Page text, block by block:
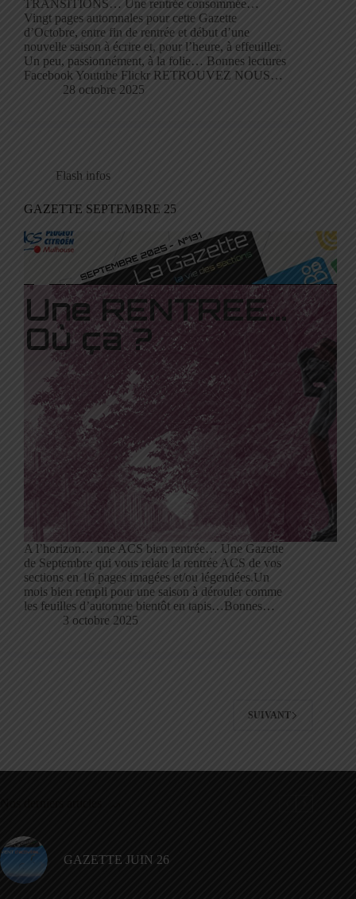
TRANSITIONS… Une rentrée consommée…
Vingt pages automnales pour cette Gazette
d’Octobre, entre fin de rentrée et début d’une
nouvelle saison à écrire et, pour l’heure, à effeuiller.
Un peu, passionnément, à la folie… Bonnes lectures
Facebook Youtube Flickr RETROUVEZ NOUS…
28 octobre 2025
Flash infos
GAZETTE SEPTEMBRE 25
A l’horizon… une ACS bien rentrée… Une Gazette
de Septembre qui vous relate la rentrée ACS de vos
sections en 16 pages imagées et/ou légendées.Un
mois bien rempli pour une saison à dérouler comme
les feuilles d’automne bientôt en tapis…Bonnes…
3 octobre 2025
SUIVANT
GAZETTE JUIN 26